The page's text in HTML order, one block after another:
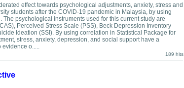
effect towards psychological adjustments, anxiety, stress and
students after the COVID-19 pandemic in Malaysia, by using
psychological instruments used for this current study are
Perceived Stress Scale (PSS), Beck Depression Inventory
Ideation (SSI). By using correlation in Statistical Package for
stress, anxiety, depression, and social support have a
evidence o.....
189 hits